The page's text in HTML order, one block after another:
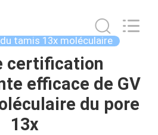
tamis 13x moléculaire
certification
efficace de GV
du pore
13x